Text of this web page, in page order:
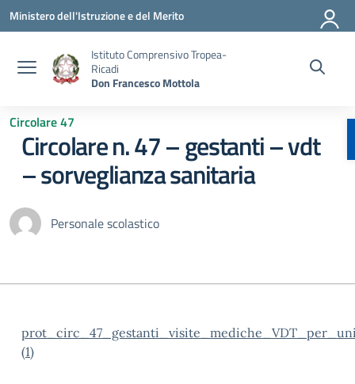
Vai ai contenuti
Vai al menu di navigazione
Vai al footer
Ministero dell'Istruzione e del Merito
Istituto Comprensivo Tropea-
Ricadi
Don Francesco Mottola
Circolare 47
Circolare n. 47 – gestanti – vdt
– sorveglianza sanitaria
Personale scolastico
(1)